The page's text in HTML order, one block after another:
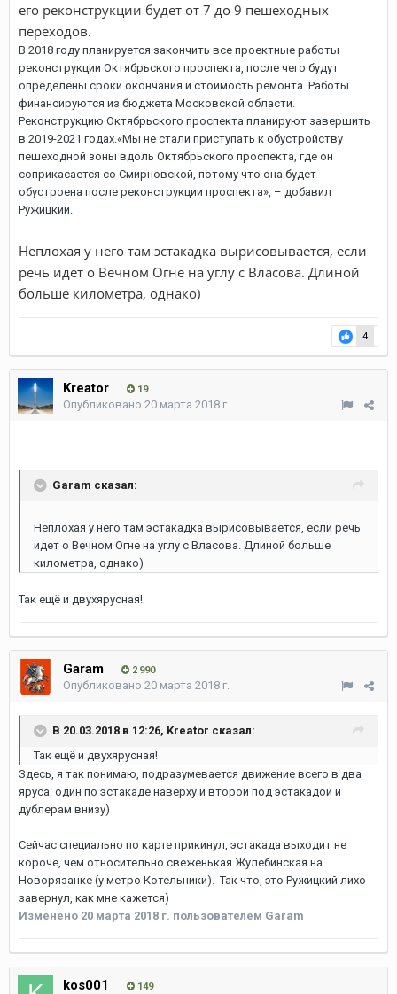
его реконструкции будет от 7 до 9 пешеходных
переходов.
В 2018 году планируется закончить все проектные работы
реконструкции Октябрьского проспекта, после чего будут
определены сроки окончания и стоимость ремонта. Работы
финансируются из бюджета Московской области.
Реконструкцию Октябрьского проспекта планируют завершить
в 2019-2021 годах.«Мы не стали приступать к обустройству
пешеходной зоны вдоль Октябрьского проспекта, где он
соприкасается со Смирновской, потому что она будет
обустроена после реконструкции проспекта», – добавил
Ружицкий.
Неплохая у него там эстакадка вырисовывается, если
речь идет о Вечном Огне на углу с Власова. Длиной
больше километра, однако)
4
Kreator 19
Опубликовано 20 марта 2018 г.
Garam сказал:
Неплохая у него там эстакадка вырисовывается, если речь
идет о Вечном Огне на углу с Власова. Длиной больше
километра, однако)
Так ещё и двухярусная!
Garam 2 990
Опубликовано 20 марта 2018 г.
В 20.03.2018 в 12:26, Kreator сказал:
Так ещё и двухярусная!
Здесь, я так понимаю, подразумевается движение всего в два
яруса: один по эстакаде наверху и второй под эстакадой и
дублерам внизу)
Сейчас специально по карте прикинул, эстакада выходит не
короче, чем относительно свеженькая Жулебинская на
Новорязанке (у метро Котельники). Так что, это Ружицкий лихо
завернул, как мне кажется)
Изменено 20 марта 2018 г. пользователем Garam
kos001 149